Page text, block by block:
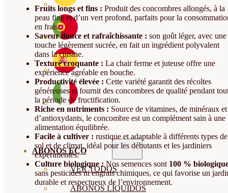
ABONOS ECO
VER TODOS
ABONOS LÍQUIDOS
Fruits longs et fins : Produit des concombres allongés, à la
peau fine et d’un vert profond, parfaits pour la
en frais.
Saveur douce et rafraîchissante : son goût léger, avec une
touche légèrement sucrée, en fait un ingrédient polyvalent
dans la cuisine.
Texture croquante : La chair ferme et juteuse offre une
expérience agréable en bouche.
Productivité élevée : Cette variété garantit des récoltes
généreuses et fournit des concombres de qualité pendant
la période de fructification.
Riche en nutriments : Source de vitamines, de minéraux et
d’antioxydants, le concombre est un complément sain à une
alimentation équilibrée.
Facile à cultiver : rustique et adaptable à différents types de
sol et de climat, idéal pour les débutants et les jardiniers
expérimentés.
Culture biologique : Nos semences sont 100 %
sans pesticides ni engrais chimiques, ce qui favorise un
durable et respectueux de l’environnement.